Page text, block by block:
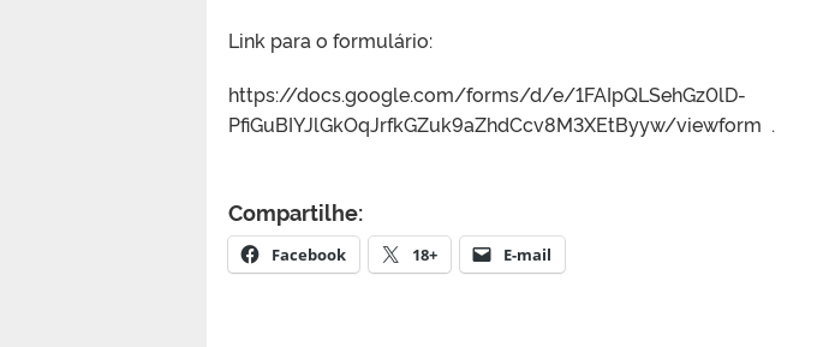
Link para o formulário:
https://docs.google.com/forms/d/e/1FAIpQLSehGz0lD-
PfiGuBIYJlGkOqJrfkGZuk9aZhdCcv8M3XEtByyw/viewform .
Compartilhe:
Facebook 18+ E-mail